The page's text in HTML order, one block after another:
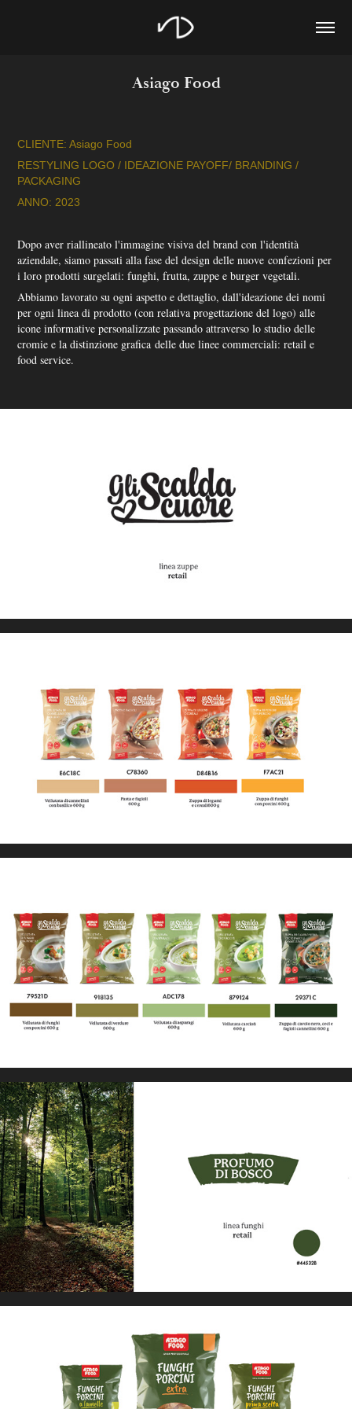
Asiago Food
CLIENTE: Asiago Food
RESTYLING LOGO / IDEAZIONE PAYOFF/ BRANDING /
PACKAGING
ANNO: 2023
Dopo aver riallineato l'immagine visiva del brand con l'identità
aziendale, siamo passati alla fase del design delle nuove confezioni per
i loro prodotti surgelati: funghi, frutta, zuppe e burger vegetali.
Abbiamo lavorato su ogni aspetto e dettaglio, dall'ideazione dei nomi
per ogni linea di prodotto (con relativa progettazione del logo) alle
icone informative personalizzate passando attraverso lo studio delle
cromie e la distinzione grafica delle due linee commerciali: retail e
food service.